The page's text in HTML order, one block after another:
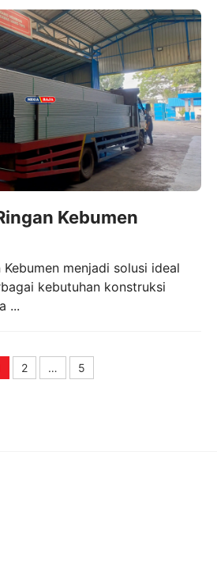
Kebumen
menjadi solusi ideal
kebutuhan konstruksi
...
Page Page
2 … 5